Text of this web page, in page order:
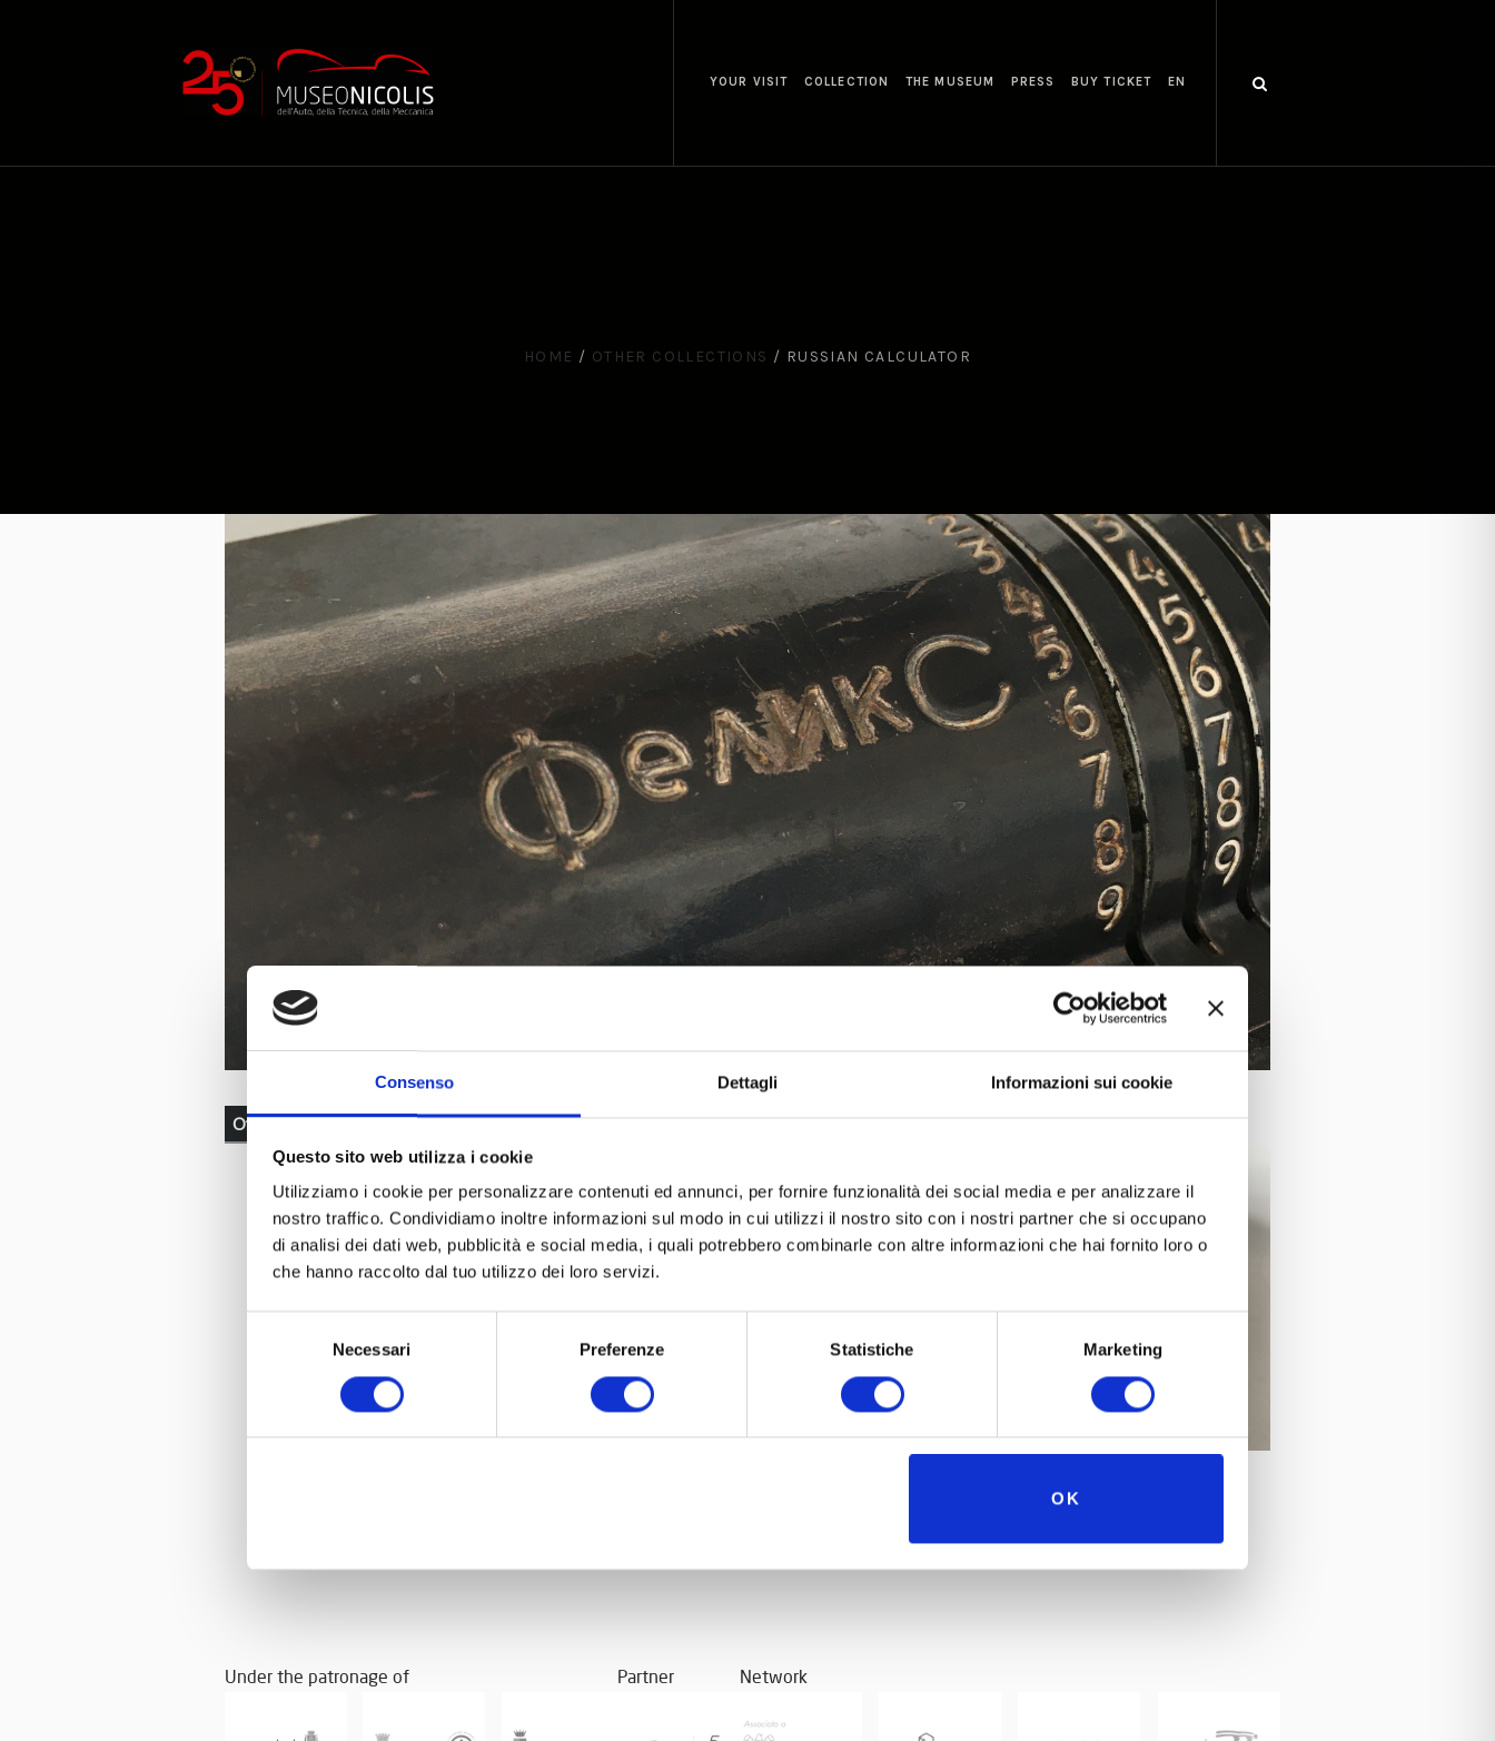
Consenso Dettagli Informazioni sui cookie
Questo sito web utilizza i cookie
Utilizziamo i cookie per personalizzare contenuti ed annunci, per fornire funzionalità dei social media e per analizzare il
nostro traffico. Condividiamo inoltre informazioni sul modo in cui utilizzi il nostro sito con i nostri partner che si occupano
di analisi dei dati web, pubblicità e social media, i quali potrebbero combinarle con altre informazioni che hai fornito loro o
che hanno raccolto dal tuo utilizzo dei loro servizi.
Necessari Preferenze Statistiche Marketing
OK
YOUR VISIT COLLECTION THE MUSEUM PRESS BUY TICKET EN
HOME / OTHER COLLECTIONS / RUSSIAN CALCULATOR
Other Collections
Under the patronage of Partner Network